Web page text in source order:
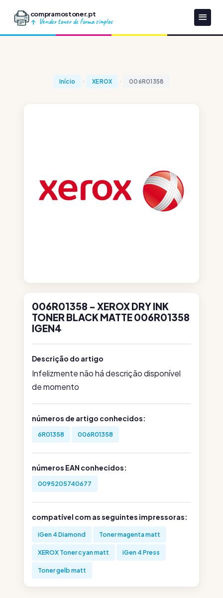
compramostoner.pt
Vender toner de forma simples
Início XEROX 006R01358
006R01358 - XEROX DRY INK
TONER BLACK MATTE 006R01358
IGEN4
Descrição do artigo
Infelizmente não há descrição disponível
de momento
números de artigo conhecidos:
6R01358 006R01358
números EAN conhecidos:
0095205740677
compatível com as seguintes impressoras:
iGen 4 Diamond Toner magenta matt
XEROX Toner cyan matt iGen 4 Press
Toner gelb matt